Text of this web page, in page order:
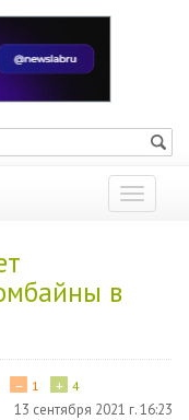
Показать
меню
в
+ 4
− 1
13 сентября 2021 г. 16:23